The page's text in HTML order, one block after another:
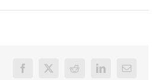
Facebook
X RedditLinkedInEmail